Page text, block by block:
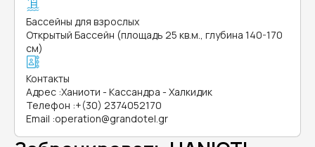
Бассейны для взрослых
Открытый Бассейн (площадь 25 кв.м., глубина 140-170
см)
Контакты
Адрес :Ханиоти - Кассандра - Халкидик
Телефон :+(30) 2374052170
Email :operation@grandotel.gr